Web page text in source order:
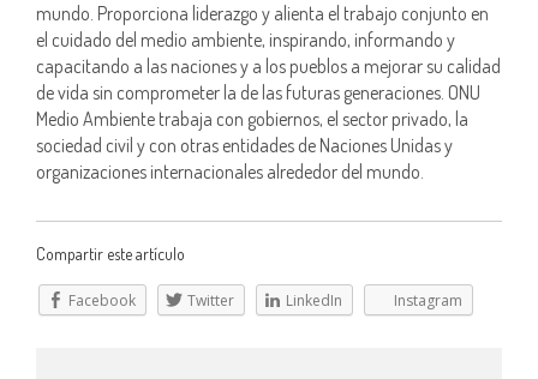
mundo. Proporciona liderazgo y alienta el trabajo conjunto en
el cuidado del medio ambiente, inspirando, informando y
capacitando a las naciones y a los pueblos a mejorar su calidad
de vida sin comprometer la de las futuras generaciones. ONU
Medio Ambiente trabaja con gobiernos, el sector privado, la
sociedad civil y con otras entidades de Naciones Unidas y
organizaciones internacionales alrededor del mundo.
Compartir este artículo
Facebook Twitter LinkedIn Instagram